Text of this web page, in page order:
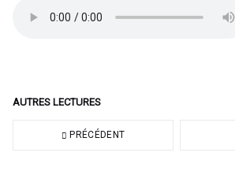
AUTRES LECTURES
PRÉCÉDENT